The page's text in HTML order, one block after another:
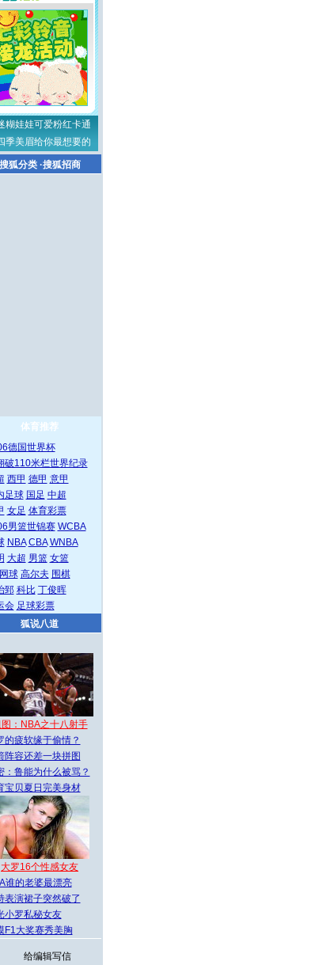
糊娃娃可爱粉红卡通
季美眉给你最想要的
搜狐分类·搜狐招商
体育推荐
德国世界杯
破110米栏世界纪录
西甲 德甲 意甲
足球 国足 中超
女足 体育彩票
男篮世锦赛 WCBA
NBA CBA WNBA
大超 男篮 女篮
网球 高尔夫 围棋
郅 科比 丁俊晖
会 足球彩票
狐说八道
：NBA之十八射手
的疲软缘于偷情？
阵容还差一块拼图
：鲁能为什么被骂？
宝贝夏日完美身材
大罗16个性感女友
谁的老婆最漂亮
表演裙子突然破了
小罗私秘女友
F1大奖赛秀美胸
给编辑写信